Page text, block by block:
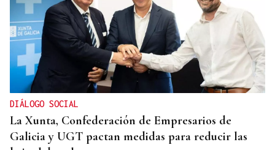
DIÁLOGO SOCIAL
La Xunta, Confederación de Empresarios de
Galicia y UGT pactan medidas para reducir las